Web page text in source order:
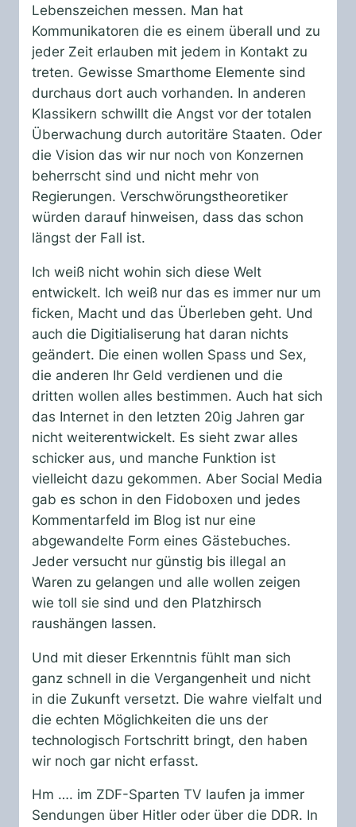
Lebenszeichen messen. Man hat
Kommunikatoren die es einem überall und zu
jeder Zeit erlauben mit jedem in Kontakt zu
treten. Gewisse Smarthome Elemente sind
durchaus dort auch vorhanden. In anderen
Klassikern schwillt die Angst vor der totalen
Überwachung durch autoritäre Staaten. Oder
die Vision das wir nur noch von Konzernen
beherrscht sind und nicht mehr von
Regierungen. Verschwörungstheoretiker
würden darauf hinweisen, dass das schon
längst der Fall ist.
Ich weiß nicht wohin sich diese Welt
entwickelt. Ich weiß nur das es immer nur um
ficken, Macht und das Überleben geht. Und
auch die Digitialiserung hat daran nichts
geändert. Die einen wollen Spass und Sex,
die anderen Ihr Geld verdienen und die
dritten wollen alles bestimmen. Auch hat sich
das Internet in den letzten 20ig Jahren gar
nicht weiterentwickelt. Es sieht zwar alles
schicker aus, und manche Funktion ist
vielleicht dazu gekommen. Aber Social Media
gab es schon in den Fidoboxen und jedes
Kommentarfeld im Blog ist nur eine
abgewandelte Form eines Gästebuches.
Jeder versucht nur günstig bis illegal an
Waren zu gelangen und alle wollen zeigen
wie toll sie sind und den Platzhirsch
raushängen lassen.
Und mit dieser Erkenntnis fühlt man sich
ganz schnell in die Vergangenheit und nicht
in die Zukunft versetzt. Die wahre vielfalt und
die echten Möglichkeiten die uns der
technologisch Fortschritt bringt, den haben
wir noch gar nicht erfasst.
Hm …. im ZDF-Sparten TV laufen ja immer
Sendungen über Hitler oder über die DDR. In